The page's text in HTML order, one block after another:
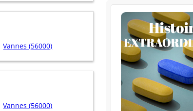
Vannes (56000)
Vannes (56000)